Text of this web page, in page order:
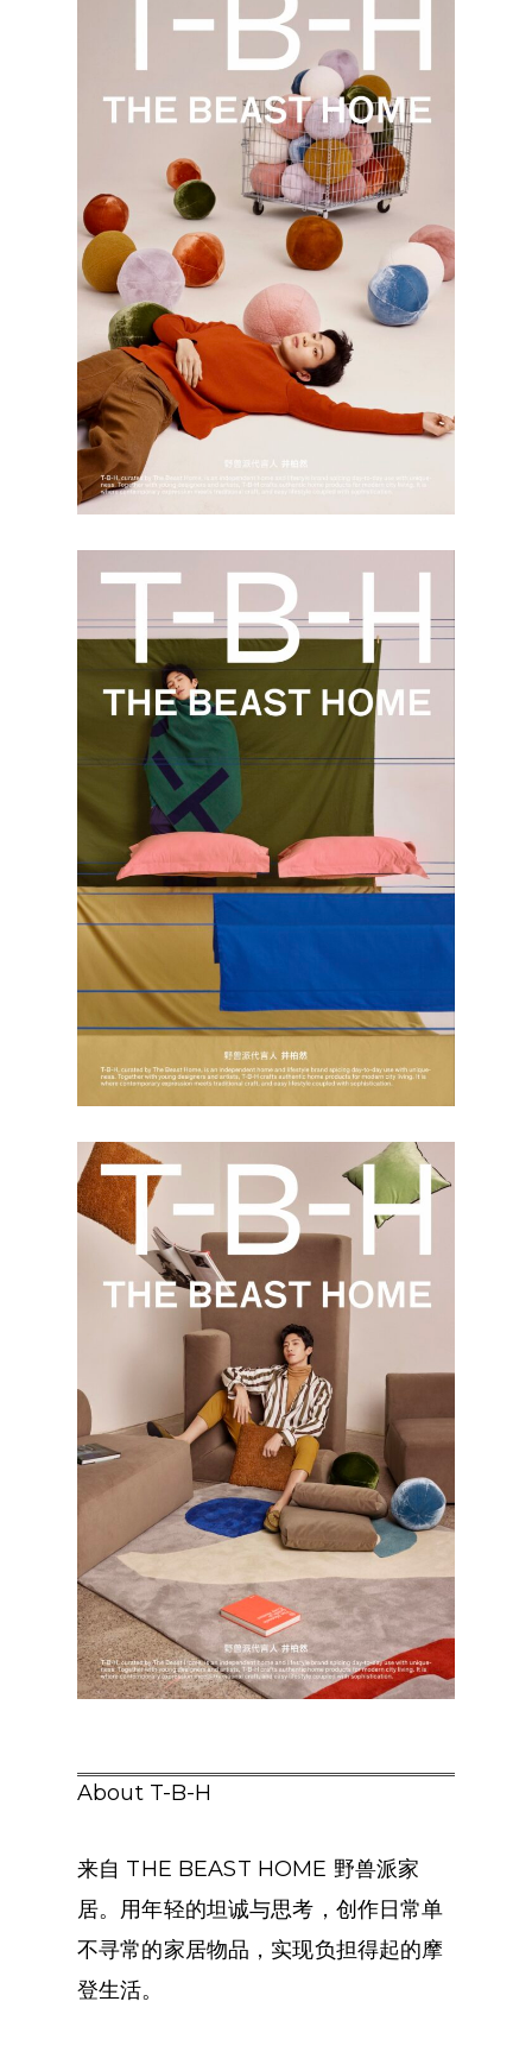
About T-B-H
来自 THE BEAST HOME 野兽派家
居。用年轻的坦诚与思考，创作日常单
不寻常的家居物品，实现负担得起的摩
登生活。